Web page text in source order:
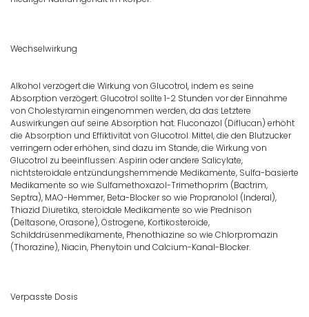
Wechselwirkung
Alkohol verzögert die Wirkung von Glucotrol, indem es seine
Absorption verzögert. Glucotrol sollte 1-2 Stunden vor der Einnahme
von Cholestyramin eingenommen werden, da das Letztere
Auswirkungen auf seine Absorption hat. Fluconazol (Diflucan) erhöht
die Absorption und Effiktivität von Glucotrol. Mittel, die den Blutzucker
verringern oder erhöhen, sind dazu im Stande, die Wirkung von
Glucotrol zu beeinflussen: Aspirin oder andere Salicylate,
nichtsteroidale entzündungshemmende Medikamente, Sulfa-basierte
Medikamente so wie Sulfamethoxazol-Trimethoprim (Bactrim,
Septra), MAO-Hemmer, Beta-Blocker so wie Propranolol (Inderal),
Thiazid Diuretika, steroidale Medikamente so wie Prednison
(Deltasone, Orasone), Östrogene, Kortikosteroide,
Schilddrüsenmedikamente, Phenothiazine so wie Chlorpromazin
(Thorazine), Niacin, Phenytoin und Calcium-Kanal-Blocker.
Verpasste Dosis